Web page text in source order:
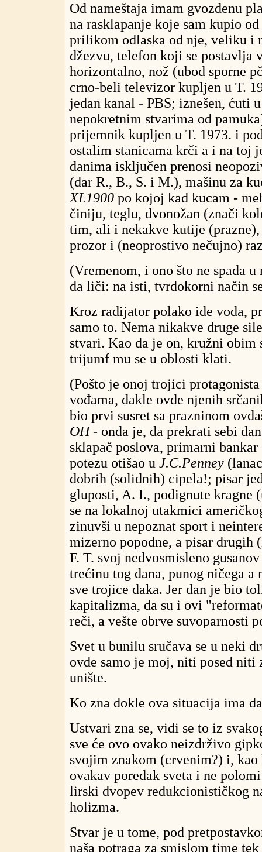
Od nameštaja imam gvozdenu
na rasklapanje koje sam kupio
prilikom odlaska od nje, veliku i
džezvu, telefon koji se postavlja
horizontalno, nož (ubod sporne
crno-beli televizor kupljen u T.
jedan kanal - PBS; iznešen, ćuti
nepokretnim stvarima od
prijemnik kupljen u T. 1973. i
ostalim stanicama krči a i na toj
danima isključen prenosi
(dar R., B., S. i M.), mašinu za
XL1900 po kojoj kad kucam -
činiju, teglu, dvonožan (znači
tim, ali i nekakve kutije
prozor i (neoprostivo nečujno)
(Vremenom, i ono što ne spada
da liči: na isti, tvrdokorni način
Kroz radijator polako ide voda,
samo to. Nema nikakve druge
stvari. Kao da je on, kružni obim
trijumf mu se u oblosti klati.
(Pošto je onoj trojici
vođama, dakle ovde njenih
bio prvi susret sa prazninom
OH- onda je, da prekrati sebi
sklapač poslova, primarni
potezu otišao u J.C.Penney
dobrih (solidnih) cipela!; pisar
gluposti, A. I., podignute kragne
se na lokalnoj utakmici
zinuvši u nepoznat sport i
mizerno popodne, a pisar drugih
F. T. svoj nedvosmisleno
trećinu tog dana, punog ničega a
sve trojice đaka. Jer dan je bio
kapitalizma, da su i ovi
reči, a vešte obrve suvoparnosti
Svet u bunilu sručava se u neki
ovde samo je moj, niti posed niti
unište.
Ko zna dokle ova situacija ima
Ustvari zna se, vidi se to iz
sve će ovo ovako neizdrživo
svojim znakom (crvenim?) i,
ovakav poredak sveta i ne
lirski dvopev redukcionističkog
holizma.
Stvar je u tome, pod
naša potraga za smislom time